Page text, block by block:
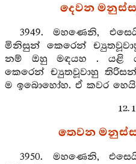
දෙවන
3949. මහණෙනි,
මිනිසුන් කෙරෙන්
නම් ඔහු මඳයහ . යළි
කෙරෙන් ච්‍යුතවූවාහු
ම ඉබොහෝහ. ඒ කවර
12.
තෙවන
3950. මහණෙනි,